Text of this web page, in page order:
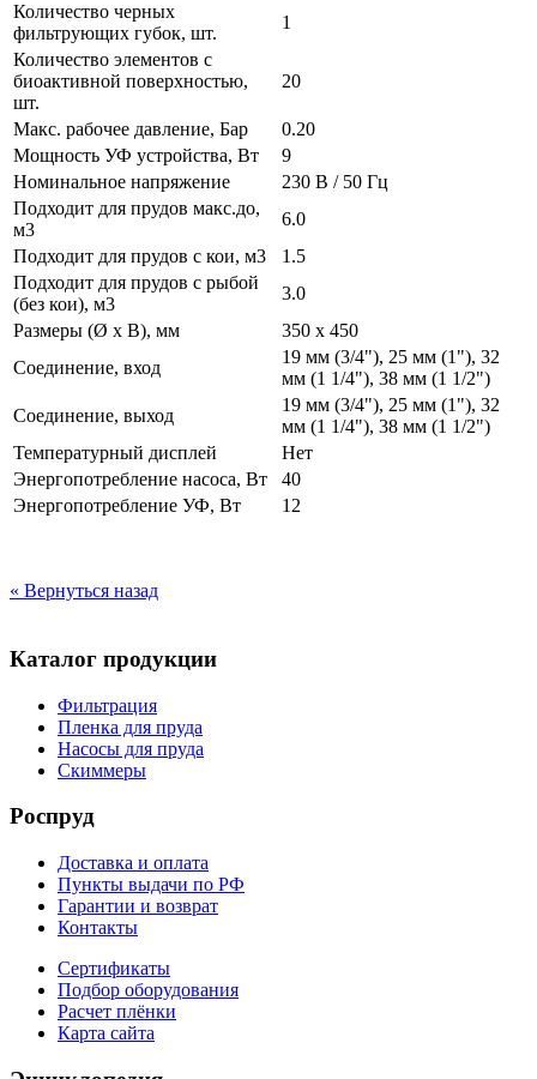
Количество черных
фильтрующих губок, шт.
1
Количество элементов с
биоактивной поверхностью,
шт.
20
Макс. рабочее давление, Бар
0.20
Мощность УФ устройства, Вт
9
Номинальное напряжение
230 В / 50 Гц
Подходит для прудов макс.до,
м3
6.0
Подходит для прудов с кои, м3
1.5
Подходит для прудов с рыбой
(без кои), м3
3.0
Размеры (Ø х В), мм
350 х 450
Соединение, вход
19 мм (3/4"), 25 мм (1"), 32
мм (1 1/4"), 38 мм (1 1/2")
Соединение, выход
19 мм (3/4"), 25 мм (1"), 32
мм (1 1/4"), 38 мм (1 1/2")
Температурный дисплей
Нет
Энергопотребление насоса, Вт
40
Энергопотребление УФ, Вт
12
« Вернуться назад
Каталог продукции
Фильтрация
Пленка для пруда
Насосы для пруда
Скиммеры
Роспруд
Доставка и оплата
Пункты выдачи по РФ
Гарантии и возврат
Контакты
Сертификаты
Подбор оборудования
Расчет плёнки
Карта сайта